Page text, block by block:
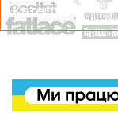
Категорії